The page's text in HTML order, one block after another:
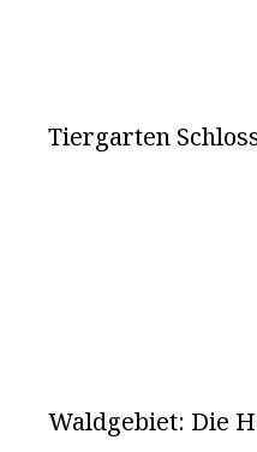
Tiergarten
Waldgebiet: Die